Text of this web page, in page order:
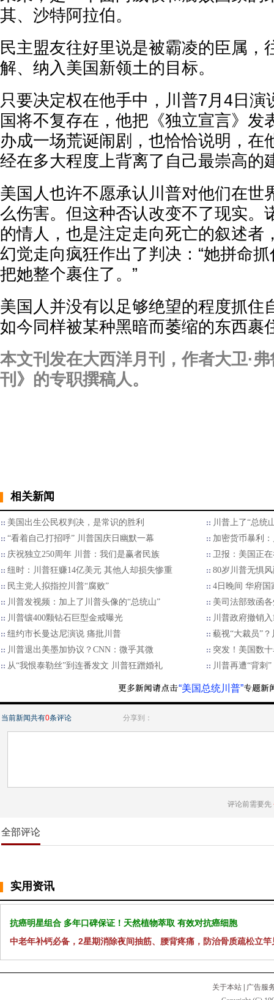
其、沙特阿拉伯。
民主盟友往好里说是被霸凌的臣属，
解、纳入美国新领土的目标。
只要决定权在他手中，川普7月4日演
国将不复存在，他把《独立宣言》发
办成一场荒诞闹剧，也恰恰说明，在
经在多大程度上背离了自己最崇高的
美国人也许不愿承认川普对他们在世
么伤害。但这种否认改变不了现实。
的情人，也是注定走向死亡的叙述者
幻觉走向疯狂作出了判决：“她拼命
把她整个裹住了。”
美国人并没有以足够绝望的程度抓住
如今同样被某种黑暗而萎缩的东西裹
本文刊发在大西洋月刊，作者大卫·
刊》的专职撰稿人。
相关新闻
美国出生公民权判决，是常识的胜利
川普上了“总统
“看着自己打招呼” 川普国庆日幽默一幕
加密货币暴利
庆祝独立250周年 川普：我们是赢者民族
卫报：美国正
纽时：川普狂赚14亿美元 其他人却损失惨重
80岁川普无惧
民主党人拟指控川普“腐败”
4日晚间 华府国
川普发视频：加上了川普头像的“总统山”
美司法部致函
川普镶400颗钻石巨型金戒曝光
川普政府撤销
纽约市长曼达尼演说 痛批川普
藐视“大裁员”
川普退出美墨加协议？CNN：微乎其微
突发！美国数
从“我恨泰勒丝”到连番发文 川普狂蹭婚礼
川普再遭“背刺
“美国总统川普”
当前新闻共有0条评论 分享到：
评论前需要先
全部评论
实用资讯
抗癌明星组合 多年口碑保证！天然植物萃取 有效对抗癌细胞
中老年补钙必备，2星期消除夜间抽筋、腰背疼痛，防治骨质疏松立竿
关于本站
广告服